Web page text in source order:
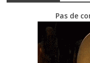
Pas de